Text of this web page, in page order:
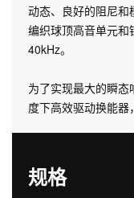
动态、良好的阻尼和
编织球顶高音单元和
40kHz。
为了实现最大的瞬
度下高效驱动换能器
规格